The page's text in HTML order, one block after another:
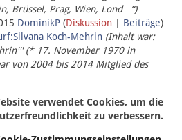
Brüssel, Prag, Wien, Lond…“)
DominikP (Diskussion Beiträge)
Koch-Mehrin (Inhalt war:
(* 17. November 1970 in
von 2004 bis 2014 Mitglied des
seit November 2014 ist sie für
verwendet Cookies, um die
zu verbessern.